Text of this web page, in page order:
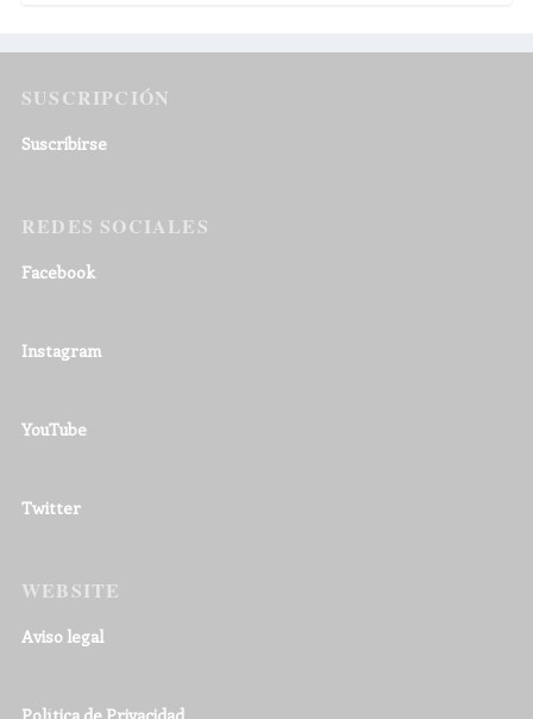
SUSCRIPCIÓN
Suscribirse
REDES SOCIALES
Facebook
Instagram
YouTube
Twitter
WEBSITE
Aviso legal